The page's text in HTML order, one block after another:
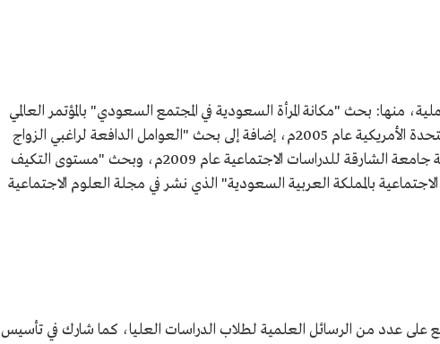
منها: بحث "مكانة المرأة السعودية في المجتمع السعودي" بالمؤتمر العالمي
للعلاقات الأسرية واستشاراتها بالولايات المتحدة الأمريكية عام 2005م، إضافة إلى بحث "العوامل الدافعة لراغبي الزواج
للاستعانة بمراكز التوفيق"، المنشور بمجلة جامعة الشارقة للدراسات الاجتماعية عام 2009م، وبحث "مستوى التكيف
بالمملكة العربية السعودية" الذي نشر في مجلة العلوم الاجتماعية
عدد من الرسائل العلمية لطلاب الدراسات العليا، كما شارك في تأسيس